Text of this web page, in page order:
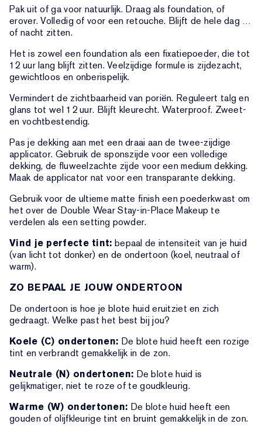
Pak uit of ga voor natuurlijk. Draag als foundation, of
erover. Volledig of voor een retouche. Blijft de hele dag …
of nacht zitten.
Het is zowel een foundation als een fixatiepoeder, die tot
12 uur lang blijft zitten. Veelzijdige formule is zijdezacht,
gewichtloos en onberispelijk.
Vermindert de zichtbaarheid van poriën. Reguleert talg en
glans tot wel 12 uur. Blijft kleurecht. Waterproof. Zweet-
en vochtbestendig.
Pas je dekking aan met een draai aan de twee-zijdige
applicator. Gebruik de sponszijde voor een volledige
dekking, de fluweelzachte zijde voor een medium dekking.
Maak de applicator nat voor een transparante dekking.
Gebruik voor de ultieme matte finish een poederkwast om
het over de Double Wear Stay-in-Place Makeup te
verdelen als een setting powder.
Vind je perfecte tint: bepaal de intensiteit van je huid
(van licht tot donker) en de ondertoon (koel, neutraal of
warm).
ZO BEPAAL JE JOUW ONDERTOON
De ondertoon is hoe je blote huid eruitziet en zich
gedraagt. Welke past het best bij jou?
Koele (C) ondertonen: De blote huid heeft een rozige
tint en verbrandt gemakkelijk in de zon.
Neutrale (N) ondertonen: De blote huid is
gelijkmatiger, niet te roze of te goudkleurig.
Warme (W) ondertonen: De blote huid heeft een
gouden of olijfkleurige tint en bruint gemakkelijk in de zon.